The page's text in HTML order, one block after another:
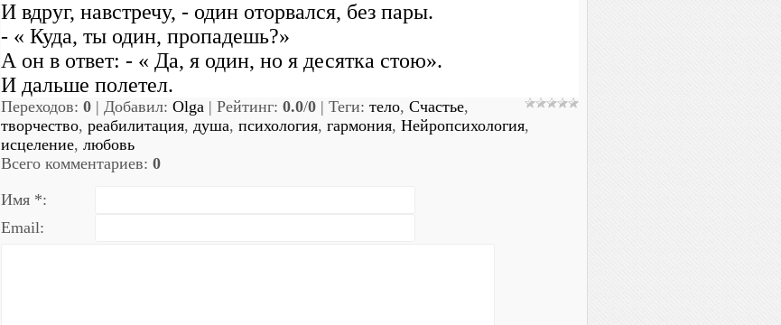
И вдруг, навстречу, - один оторвался, без пары.
- « Куда, ты один, пропадешь?»
А он в ответ: - « Да, я один, но я десятка стою».
И дальше полетел.
Переходов: 0| Добавил: Olga| Рейтинг: 0.0/0| Теги: тело, Счастье,
творчество, реабилитация, душа, психология, гармония, Нейропсихология,
исцеление, любовь
Всего комментариев: 0
Имя *:
Email: